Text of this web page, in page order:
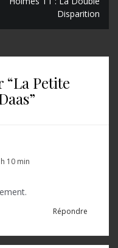
Disparition
“La Petite
”
10 min
Répondre